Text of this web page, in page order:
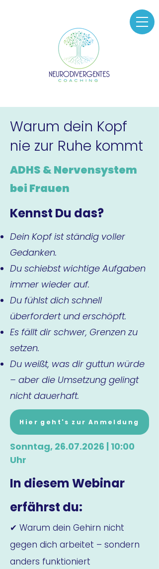
Warum dein Kopf
nie zur Ruhe kommt
ADHS & Nervensystem
bei Frauen
Kennst Du das?
Dein Kopf ist ständig voller
Gedanken.
Du schiebst wichtige Aufgaben
immer wieder auf.
Du fühlst dich schnell
überfordert und erschöpft.
Es fällt dir schwer, Grenzen zu
setzen.
Du weißt, was dir guttun würde
– aber die Umsetzung gelingt
nicht dauerhaft.
Hier geht's zur Anmeldung
Sonntag, 26.07.2026 | 10:00
Uhr
In diesem Webinar
erfährst du:
✔ Warum dein Gehirn nicht
gegen dich arbeitet – sondern
anders funktioniert